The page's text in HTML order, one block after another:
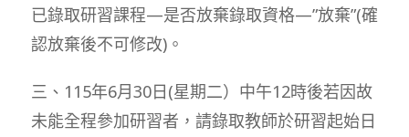
已錄取研習課程—是否放棄錄取資格—”放棄”(確
認放棄後不可修改)。
三、115年6月30日(星期二）中午12時後若因故
未能全程參加研習者，請錄取教師於研習起始日